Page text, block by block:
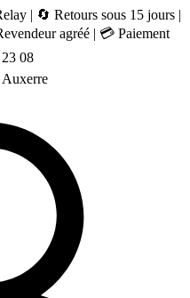
| 🔄 Retours sous 15 jours |
agréé | 💳 Paiement
08